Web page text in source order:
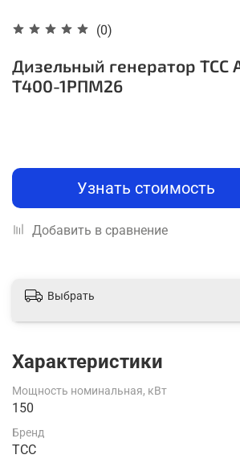
(0)
Дизельный генератор ТСС
Т400-1РПМ26
Узнать стоимость
Добавить в сравнение
Выбрать
Характеристики
Мощность номинальная, кВт
150
Бренд
ТСС